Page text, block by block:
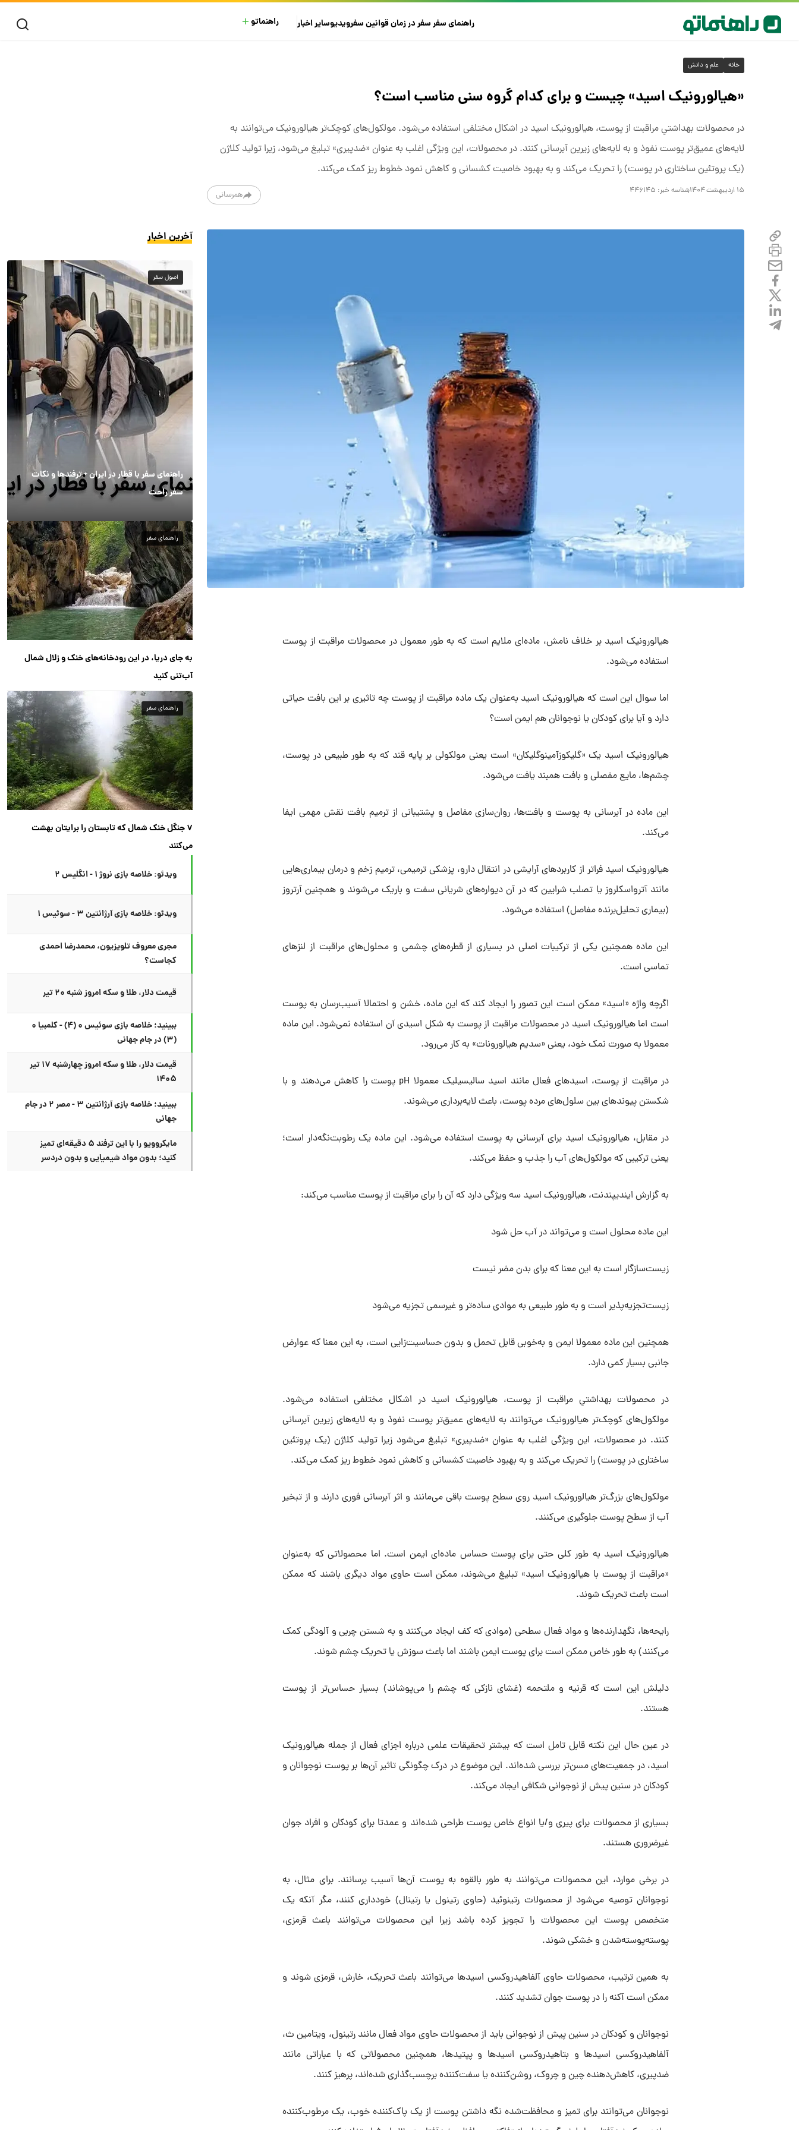
راهنمای سفرسفر در زمانقوانین سفرویدیوسایراخبار راهنماتو
خانه علم و دانش
«هیالورونیک اسید» چیست و برای کدام گروه سنی مناسب است؟
در محصولات بهداشتیِ مراقبت از پوست، هیالورونیک اسید در اشکال مختلفی استفاده می‌شود. مولکول‌های کوچک‌تر هیالورونیک می‌توانند به
لایه‌های عمیق‌تر پوست نفوذ و به لایه‌های زیرین آبرسانی کنند. در محصولات، این ویژگی اغلب به عنوان «ضدپیری» تبلیغ می‌شود، زیرا تولید کلاژن
(یک پروتئین ساختاری در پوست) را تحریک می‌کند و به بهبود خاصیت کشسانی و کاهش نمود خطوط ریز کمک می‌کند.
۱۵ اردیبهشت ۱۴۰۴ شناسه خبر: ۴۴۶۱۴۵ همرسانی
هیالورونیک اسید بر خلاف نامش، ماده‌ای ملایم است که به طور معمول در محصولات مراقبت از پوست
استفاده می‌شود.
اما سوال این است که هیالورونیک اسید به‌عنوان یک ماده مراقبت از پوست چه تاثیری بر این بافت حیاتی
دارد و آیا برای کودکان یا نوجوانان هم ایمن است؟
هیالورونیک اسید یک «گلیکوزآمینوگلیکان» است یعنی مولکولی بر پایه قند که به طور طبیعی در پوست،
چشم‌ها، مایع مفصلی و بافت همبند یافت می‌شود.
این ماده در آبرسانی به پوست و بافت‌ها، روان‌سازی مفاصل و پشتیبانی از ترمیم بافت نقش مهمی ایفا
می‌کند.
هیالورونیک اسید فراتر از کاربردهای آرایشی در انتقال دارو، پزشکی ترمیمی، ترمیم زخم و درمان بیماری‌هایی
مانند آترواسکلروز یا تصلب شرایین که در آن دیواره‌های شریانی سفت و باریک می‌شوند و همچنین آرتروز
(بیماری تحلیل‌برنده مفاصل) استفاده می‌شود.
این ماده همچنین یکی از ترکیبات اصلی در بسیاری از قطره‌های چشمی و محلول‌های مراقبت از لنزهای
تماسی است.
اگرچه واژه «اسید» ممکن است این تصور را ایجاد کند که این ماده، خشن و احتمالا آسیب‌رسان به پوست
است اما هیالورونیک اسید در محصولات مراقبت از پوست به شکل اسیدی آن استفاده نمی‌شود. این ماده
معمولا به صورت نمک خود، یعنی «سدیم هیالورونات» به کار می‌رود.
در مراقبت از پوست، اسیدهای فعال مانند اسید سالیسیلیک معمولا pH پوست را کاهش می‌دهند و با
شکستن پیوندهای بین سلول‌های مرده پوست، باعث لایه‌برداری می‌شوند.
در مقابل، هیالورونیک اسید برای آبرسانی به پوست استفاده می‌شود. این ماده یک رطوبت‌نگه‌دار است؛
یعنی ترکیبی که مولکول‌های آب را جذب و حفظ می‌کند.
به گزارش ایندیپندنت، هیالورونیک اسید سه ویژگی دارد که آن را برای مراقبت از پوست مناسب می‌کند:
این ماده محلول است و می‌تواند در آب حل شود
زیست‌سازگار است به این معنا که برای بدن مضر نیست
زیست‌تجزیه‌پذیر است و به طور طبیعی به موادی ساده‌تر و غیرسمی تجزیه می‌شود
همچنین این ماده معمولا ایمن و به‌خوبی قابل تحمل و بدون حساسیت‌زایی است، به این معنا که عوارض
جانبی بسیار کمی دارد.
در محصولات بهداشتیِ مراقبت از پوست، هیالورونیک اسید در اشکال مختلفی استفاده می‌شود.
مولکول‌های کوچک‌تر هیالورونیک می‌توانند به لایه‌های عمیق‌تر پوست نفوذ و به لایه‌های زیرین آبرسانی
کنند. در محصولات، این ویژگی اغلب به عنوان «ضدپیری» تبلیغ می‌شود زیرا تولید کلاژن (یک پروتئین
ساختاری در پوست) را تحریک می‌کند و به بهبود خاصیت کشسانی و کاهش نمود خطوط ریز کمک می‌کند.
مولکول‌های بزرگ‌تر هیالورونیک اسید روی سطح پوست باقی می‌مانند و اثر آبرسانی فوری دارند و از تبخیر
آب از سطح پوست جلوگیری می‌کنند.
هیالورونیک اسید به طور کلی حتی برای پوست حساس ماده‌ای ایمن است. اما محصولاتی که به‌عنوان
«مراقبت از پوست با هیالورونیک اسید» تبلیغ می‌شوند، ممکن است حاوی مواد دیگری باشند که ممکن
است باعث تحریک شوند.
رایحه‌ها، نگهدارنده‌ها و مواد فعال سطحی (موادی که کف ایجاد می‌کنند و به شستن چربی و آلودگی کمک
می‌کنند) به طور خاص ممکن است برای پوست ایمن باشند اما باعث سوزش یا تحریک چشم شوند.
دلیلش این است که قرنیه و ملتحمه (غشای نازکی که چشم را می‌پوشاند) بسیار حساس‌تر از پوست
هستند.
در عین حال این نکته قابل تامل است که بیشتر تحقیقات علمی درباره اجزای فعال از جمله هیالورونیک
اسید، در جمعیت‌های مسن‌تر بررسی شده‌اند. این موضوع در درک چگونگی تاثیر آن‌ها بر پوست نوجوانان و
کودکان در سنین پیش از نوجوانی شکافی ایجاد می‌کند.
بسیاری از محصولات برای پیری و/یا انواع خاص پوست طراحی شده‌اند و عمدتا برای کودکان و افراد جوان
غیرضروری هستند.
در برخی موارد، این محصولات می‌توانند به طور بالقوه به پوست آن‌ها آسیب برسانند. برای مثال، به
نوجوانان توصیه می‌شود از محصولات رتینوئید (حاوی رتینول یا رتینال) خودداری کنند، مگر آنکه یک
متخصص پوست این محصولات را تجویز کرده باشد زیرا این محصولات می‌توانند باعث قرمزی،
پوسته‌پوسته‌شدن و خشکی شوند.
به همین ترتیب، محصولات حاوی آلفاهیدروکسی اسیدها می‌توانند باعث تحریک، خارش، قرمزی شوند و
ممکن است آکنه را در پوست جوان تشدید کنند.
نوجوانان و کودکان در سنین پیش از نوجوانی باید از محصولات حاوی مواد فعال مانند رتینول، ویتامین ث،
آلفاهیدروکسی اسیدها و بتاهیدروکسی اسیدها و پپتیدها، همچنین محصولاتی که با عباراتی مانند
ضدپیری، کاهش‌دهنده چین و چروک، روشن‌کننده یا سفت‌کننده برچسب‌گذاری شده‌اند، پرهیز کنند.
نوجوانان می‌توانند برای تمیز و محافظت‌شده نگه داشتن پوست از یک پاک‌کننده خوب، یک مرطوب‌کننده
آخرین اخبار
اصول سفر
راهنمای سفر با قطار در ایران + ترفندها و نکات
سفر راحت
راهنمای سفر
به جای دریا، در این رودخانه‌های خنک و زلال شمال
آب‌تنی کنید
راهنمای سفر
۷ جنگل خنک شمال که تابستان را برایتان بهشت
می‌کنند
ویدئو: خلاصه بازی نروژ ۱ - انگلیس ۲
ویدئو: خلاصه بازی آرژانتین ۳ - سوئیس ۱
مجری معروف تلویزیون، محمدرضا احمدی
کجاست؟
قیمت دلار، طلا و سکه امروز شنبه ۲۰ تیر
ببینید؛ خلاصه بازی سوئیس ۰ (۴) - کلمبیا ۰
(۳) در جام جهانی
قیمت دلار، طلا و سکه امروز چهارشنبه ۱۷ تیر
۱۴۰۵
ببینید؛ خلاصه بازی آرژانتین ۳ - مصر ۲ در جام
جهانی
مایکروویو را با این ترفند ۵ دقیقه‌ای تمیز
کنید؛ بدون مواد شیمیایی و بدون دردسر